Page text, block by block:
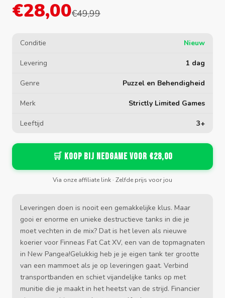
€28,00€49,99
Conditie Nieuw
Levering 1 dag
Genre Puzzel en Behendigheid
Merk Strictly Limited Games
Leeftijd 3+
🛒 Koop bij Nedgame voor €28,00
Via onze affiliate link · Zelfde prijs voor jou
Leveringen doen is nooit een gemakkelijke klus. Maar
gooi er enorme en unieke destructieve tanks in die je
moet vechten in de mix? Dat is het leven als nieuwe
koerier voor Finneas Fat Cat XV, een van de topmagnaten
in New Pangea!Gelukkig heb je je eigen tank ter grootte
van een mammoet als je op leveringen gaat. Verbind
transportbanden en schiet vijandelijke tanks op met
munitie die je maakt in het heetst van de strijd. Financier